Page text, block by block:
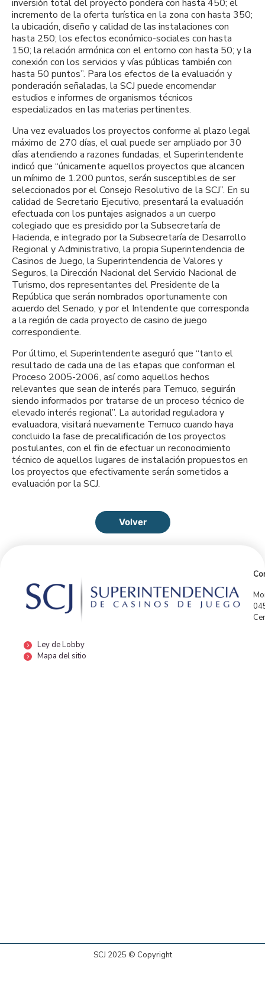
inversión total del proyecto pondera con hasta 450; el
incremento de la oferta turística en la zona con hasta 350;
la ubicación, diseño y calidad de las instalaciones con
hasta 250; los efectos económico-sociales con hasta
150; la relación armónica con el entorno con hasta 50; y la
conexión con los servicios y vías públicas también con
hasta 50 puntos”. Para los efectos de la evaluación y
ponderación señaladas, la SCJ puede encomendar
estudios e informes de organismos técnicos
especializados en las materias pertinentes.
Una vez evaluados los proyectos conforme al plazo legal
máximo de 270 días, el cual puede ser ampliado por 30
días atendiendo a razones fundadas, el Superintendente
indicó que “únicamente aquellos proyectos que alcancen
un mínimo de 1.200 puntos, serán susceptibles de ser
seleccionados por el Consejo Resolutivo de la SCJ”. En su
calidad de Secretario Ejecutivo, presentará la evaluación
efectuada con los puntajes asignados a un cuerpo
colegiado que es presidido por la Subsecretaría de
Hacienda, e integrado por la Subsecretaría de Desarrollo
Regional y Administrativo, la propia Superintendencia de
Casinos de Juego, la Superintendencia de Valores y
Seguros, la Dirección Nacional del Servicio Nacional de
Turismo, dos representantes del Presidente de la
República que serán nombrados oportunamente con
acuerdo del Senado, y por el Intendente que corresponda
a la región de cada proyecto de casino de juego
correspondiente.
Por último, el Superintendente aseguró que “tanto el
resultado de cada una de las etapas que conforman el
Proceso 2005-2006, así como aquellos hechos
relevantes que sean de interés para Temuco, seguirán
siendo informados por tratarse de un proceso técnico de
elevado interés regional”. La autoridad reguladora y
evaluadora, visitará nuevamente Temuco cuando haya
concluido la fase de precalificación de los proyectos
postulantes, con el fin de efectuar un reconocimiento
técnico de aquellos lugares de instalación propuestos en
los proyectos que efectivamente serán sometidos a
evaluación por la SCJ.
Volver
Ley de Lobby
Mapa del sitio
SCJ 2025 © Copyright